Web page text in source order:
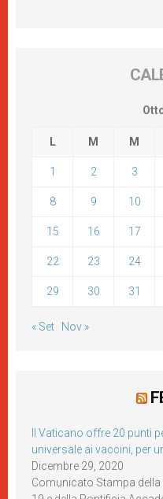
L M M
1 2 3
8 9 10
15 16 17
22 23 24
29 30 31
« Set Nov »
Il Vaticano offre 20 punti
universale ai vaccini, per
Dicembre 29, 2020
Comunicato Stampa